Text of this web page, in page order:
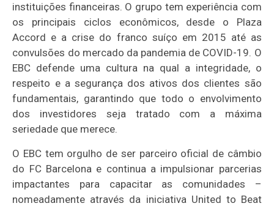
instituições financeiras. O grupo tem experiência com
os principais ciclos econômicos, desde o Plaza
Accord e a crise do franco suíço em 2015 até as
convulsões do mercado da pandemia de COVID-19. O
EBC defende uma cultura na qual a integridade, o
respeito e a segurança dos ativos dos clientes são
fundamentais, garantindo que todo o envolvimento
dos investidores seja tratado com a máxima
seriedade que merece.
O EBC tem orgulho de ser parceiro oficial de câmbio
do FC Barcelona e continua a impulsionar parcerias
impactantes para capacitar as comunidades –
nomeadamente através da iniciativa United to Beat